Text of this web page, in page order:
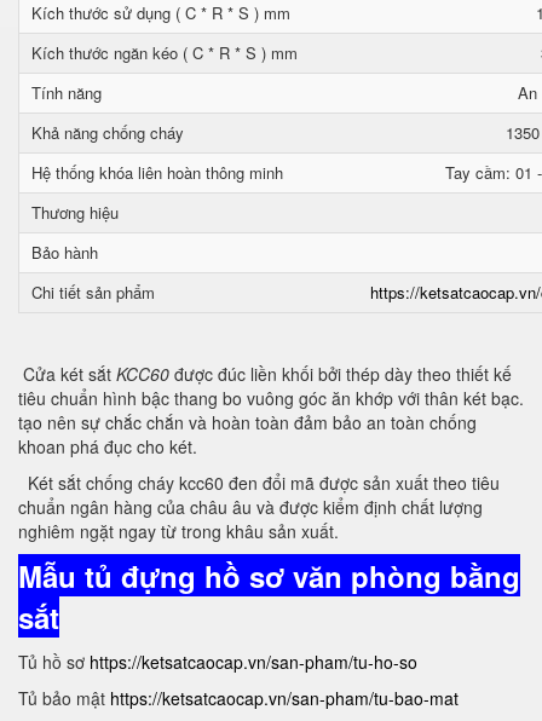
Kích thước sử dụng ( C * R * S ) mm
Kích thước ngăn kéo ( C * R * S ) mm
Tính năng
An
Khả năng chống cháy
Hệ thống khóa liên hoàn thông minh
Tay cầm: 01
Thương hiệu
Bảo hành
Chi tiết sản phẩm
https://
Cửa két sắt KCC60 được đúc liền khối bởi thép dày theo thiết kế
tiêu chuẩn hình bậc thang bo vuông góc ăn khớp với thân két bạc.
tạo nên sự chắc chắn và hoàn toàn đảm bảo an toàn chống
khoan phá đục cho két.
Két sắt chống cháy kcc60 đen đổi mã được sản xuất theo tiêu
chuẩn ngân hàng của châu âu và được kiểm định chất lượng
nghiêm ngặt ngay từ trong khâu sản xuất.
Mẫu tủ đựng hồ sơ văn phòng bằng
sắt
Tủ hồ sơ https://ketsatcaocap.vn/san-pham/tu-ho-so
Tủ bảo mật https://ketsatcaocap.vn/san-pham/tu-bao-mat